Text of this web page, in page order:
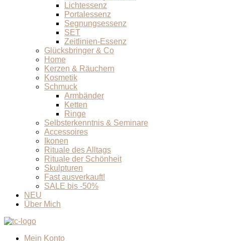
Lichtessenz
Portalessenz
Segnungsessenz
SET
Zeitlinien-Essenz
Glücksbringer & Co
Home
Kerzen & Räuchern
Kosmetik
Schmuck
Armbänder
Ketten
Ringe
Selbsterkenntnis & Seminare
Accessoires
Ikonen
Rituale des Alltags
Rituale der Schönheit
Skulpturen
Fast ausverkauft!
SALE bis -50%
NEU
Über Mich
Mein Konto